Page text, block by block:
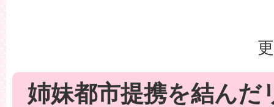
姉妹都市提携を結んだ